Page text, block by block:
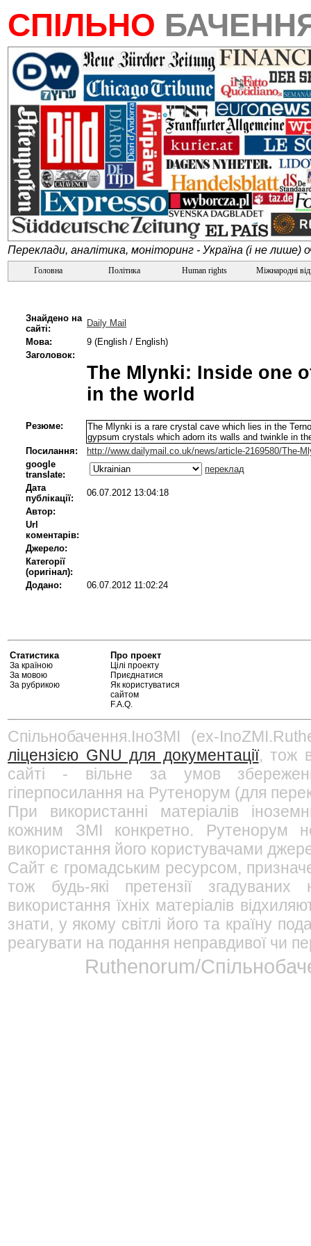
СПІЛЬНО
Переклади, аналітика, моніторинг - Україна (і не лише)
Головна Політика Human rights Міжнародні
Знайдено на
сайті:
Daily Mail
Мова:
9 (English / English)
Заголовок:
The Mlynki: Inside one
in the world
Резюме:
The Mlynki is a rare crystal cave which lies in the
gypsum crystals which adorn its walls and twinkle in
Посилання:
http://www.dailymail.co.uk/news/article-2169580/The-
google
translate:
переклад
Дата
публікації:
06.07.2012 13:04:18
Автор:
Url
коментарів:
Джерело:
Категорії
(оригінал):
Додано:
06.07.2012 11:02:24
Статистика
За країною
За мовою
За рубрикою
Про проект
Цілі проекту
Приєднатися
Як користуватися
сайтом
F.A.Q.
Спільнобачення.ІноЗМІ (ex-
ліцензією GNU для документації, тож
сайті - вільне за умов
гіперпосилання на Рутенорум (для
При використанні матеріалів
кожним ЗМІ конкретно. Рутенорум
використання його користувачами
Сайт є громадським ресурсом,
тож будь-які претензії
використання їхніх матеріалів
знати, у якому світлі його та країну
реагувати на подання неправдивої чи
Ruthenorum/